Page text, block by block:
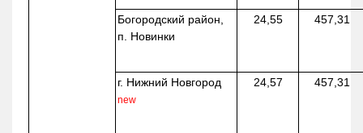
Богородский район,
п. Новинки
24,55 457,31
г. Нижний Новгород
new
24,57 457,31